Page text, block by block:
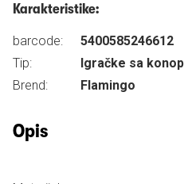
Karakteristike:
barcode:
5400585246612
Tip:
Igračke sa
Brend:
Flamingo
Opis